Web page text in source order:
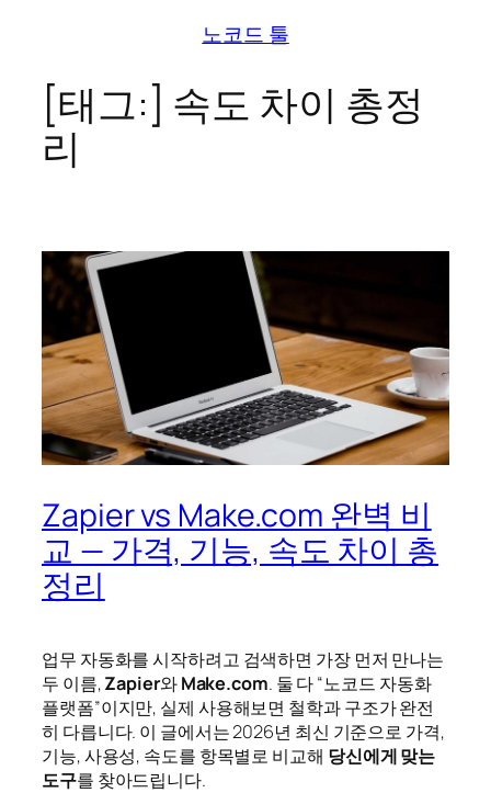
노코드 툴
[태그:] 속도 차이 총정
리
Zapier vs Make.com 완벽 비
교 — 가격, 기능, 속도 차이 총
정리
업무 자동화를 시작하려고 검색하면 가장 먼저 만나는
두 이름,Zapier와Make.com. 둘 다 “노코드 자동화
플랫폼”이지만, 실제 사용해보면 철학과 구조가 완전
히 다릅니다. 이 글에서는 2026년 최신 기준으로 가격,
기능, 사용성, 속도를 항목별로 비교해 당신에게 맞는
도구를 찾아드립니다.